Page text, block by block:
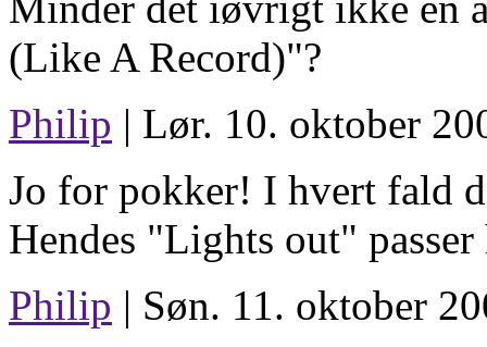
(Like A Record)"?
Philip | Lør. 10. oktober
Jo for pokker! I hvert fald
Hendes "Lights out"
Philip | Søn. 11. oktober